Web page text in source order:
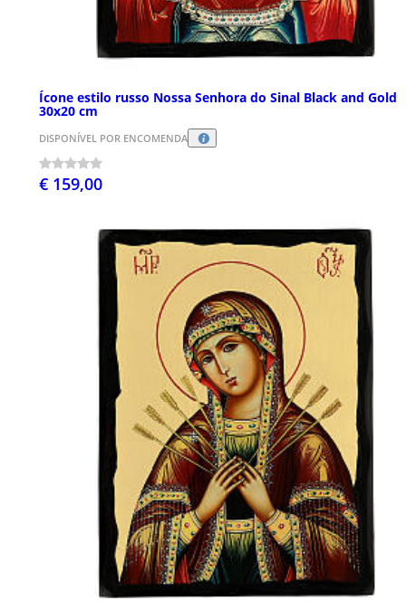
Ícone estilo russo Nossa Senhora do Sinal Black and Gold
30x20 cm
DISPONÍVEL POR ENCOMENDA
€ 159,00